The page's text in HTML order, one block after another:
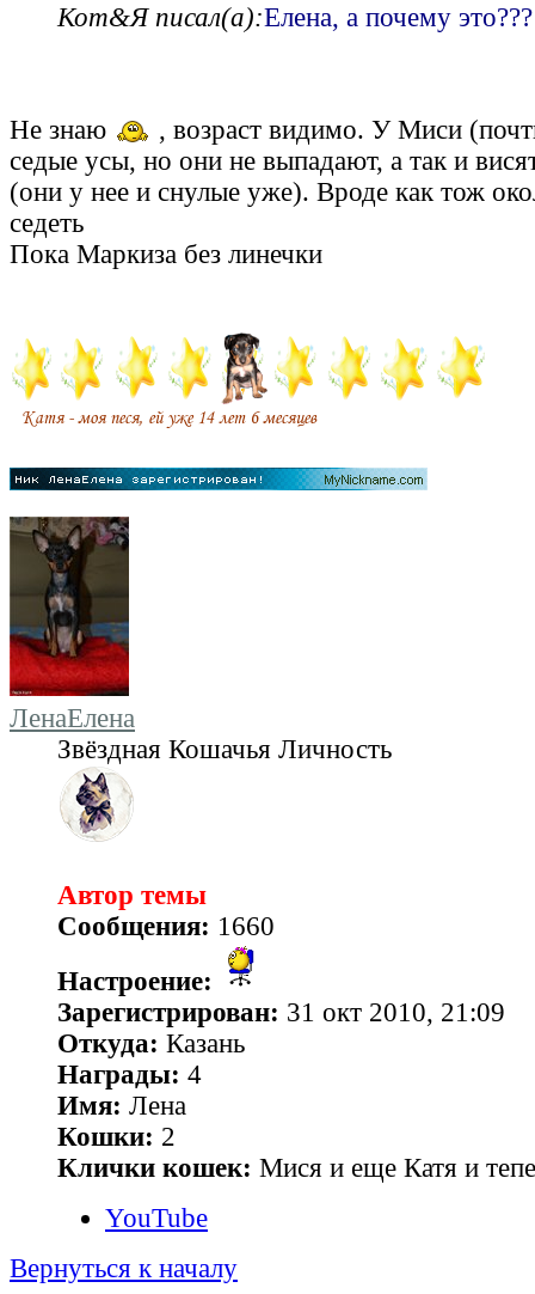
Кот&Я писал(а):Елена, а почему
Не знаю
, возраст видимо. У Миси
седые усы, но они не выпадают, а так и
(они у нее и снулые уже). Вроде как тож
седеть
Пока Маркиза без линечки
ЛенаЕлена
Звёздная Кошачья Личность
Автор темы
Сообщения: 1660
Настроение:
Зарегистрирован: 31 окт 2010, 21:09
Откуда: Казань
Награды: 4
Имя: Лена
Кошки: 2
Клички кошек: Мися и еще Катя и
YouTube
Вернуться к началу